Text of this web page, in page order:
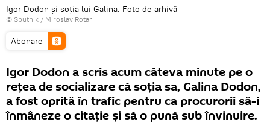
Igor Dodon și soția lui Galina. Foto de arhivă
© Sputnik / Miroslav Rotari
Abonare
Igor Dodon a scris acum câteva minute pe o
rețea de socializare că soția sa, Galina Dodon,
a fost oprită în trafic pentru ca procurorii să-i
înmâneze o citație și să o pună sub învinuire.